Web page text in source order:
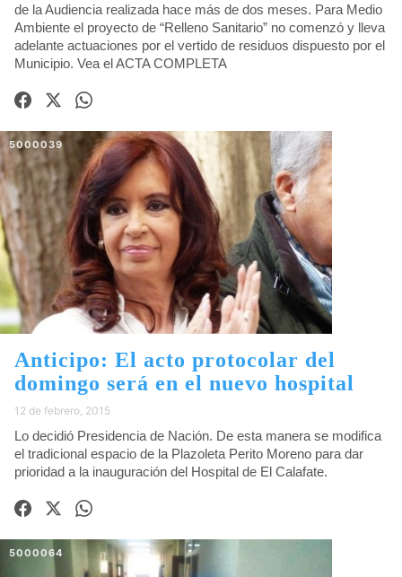
de la Audiencia realizada hace más de dos meses. Para Medio
Ambiente el proyecto de “Relleno Sanitario” no comenzó y lleva
adelante actuaciones por el vertido de residuos dispuesto por el
Municipio. Vea el ACTA COMPLETA
5000039
Anticipo: El acto protocolar del
domingo será en el nuevo hospital
12 de febrero, 2015
Lo decidió Presidencia de Nación. De esta manera se modifica
el tradicional espacio de la Plazoleta Perito Moreno para dar
prioridad a la inauguración del Hospital de El Calafate.
5000064